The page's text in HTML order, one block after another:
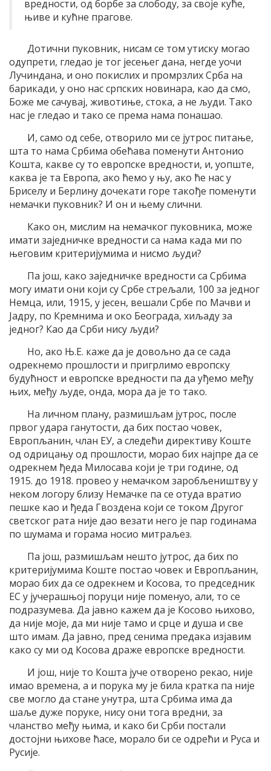
вредности, од борбе за слободу, за своје куће,
њиве и кућне прагове.
Дотични пуковник, нисам се том утиску могао
одупрети, гледао је тог јесењег дана, негде уочи
Лучиндана, и оно покислих и промрзлих Срба на
барикади, у оно нас српских новинара, као да смо,
Боже ме сачувај, животиње, стока, а не људи. Тако
нас је гледао и тако се према нама понашао.
И, само од себе, отворило ми се јутрос питање,
шта то нама Србима обећава поменути Антонио
Кошта, какве су то европске вредности, и, уопште,
каква је та Европа, ако ћемо у њу, ако ће нас у
Бриселу и Берлину дочекати горе такође поменути
немачки пуковник? И он и њему слични.
Како он, мислим на немачког пуковника, може
имати заједничке вредности са нама када ми по
његовим критеријумима и нисмо људи?
Па још, како заједничке вредности са Србима
могу имати они који су Србе стрељали, 100 за једног
Немца, или, 1915, у јесен, вешали Србе по Мачви и
Јадру, по Кремнима и око Београда, хиљаду за
једног? Као да Срби нису људи?
Но, ако Њ.Е. каже да је довољно да се сада
одрекнемо прошлости и пригрлимо европску
будућност и европске вредности па да уђемо међу
њих, међу људе, онда, мора да је то тако.
На личном плану, размишљам јутрос, после
првог удара ганутости, да бих постао човек,
Европљанин, члан ЕУ, а следећи директиву Коште
од одрицању од прошлости, морао бих најпре да се
одрекнем ђеда Милосава који је три године, од
1915. до 1918. провео у немачком заробљеништву у
неком логору близу Немачке па се отуда вратио
пешке као и ђеда Гвоздена који се током Другог
светског рата није дао везати него је пар годинама
по шумама и горама носио митраљез.
Па још, размишљам нешто јутрос, да бих по
критеријумима Коште постао човек и Европљанин,
морао бих да се одрекнем и Косова, то председник
ЕС у јучерашњој поруци није поменуо, али, то се
подразумева. Да јавно кажем да је Косово њихово,
да није моје, да ми није тамо и срце и душа и све
што имам. Да јавно, пред сенима предака изјавим
како су ми од Косова драже европске вредности.
И још, није то Кошта јуче отворено рекао, није
имао времена, а и порука му је била кратка па није
све могло да стане унутра, шта Србима има да
шаље дуже поруке, нису они тога вредни, за
чланство међу њима, и како би Срби постали
достојни њихове ћасе, морало би се одрећи и Руса и
Русије.